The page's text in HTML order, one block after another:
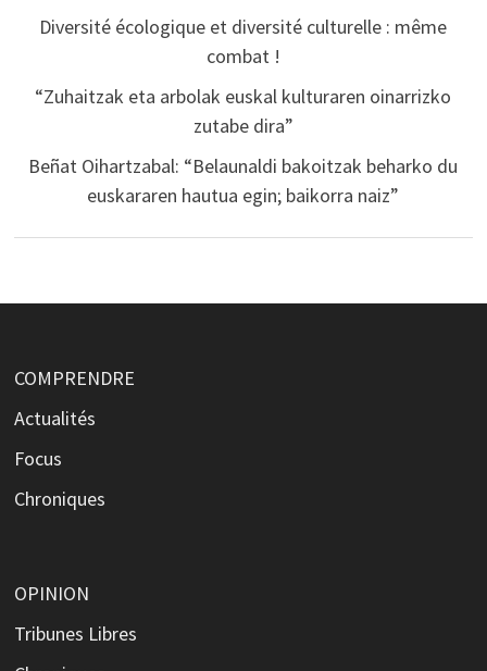
Diversité écologique et diversité culturelle : même
combat !
“Zuhaitzak eta arbolak euskal kulturaren oinarrizko
zutabe dira”
Beñat Oihartzabal: “Belaunaldi bakoitzak beharko du
euskararen hautua egin; baikorra naiz”
COMPRENDRE
Actualités
Focus
Chroniques
OPINION
Tribunes Libres